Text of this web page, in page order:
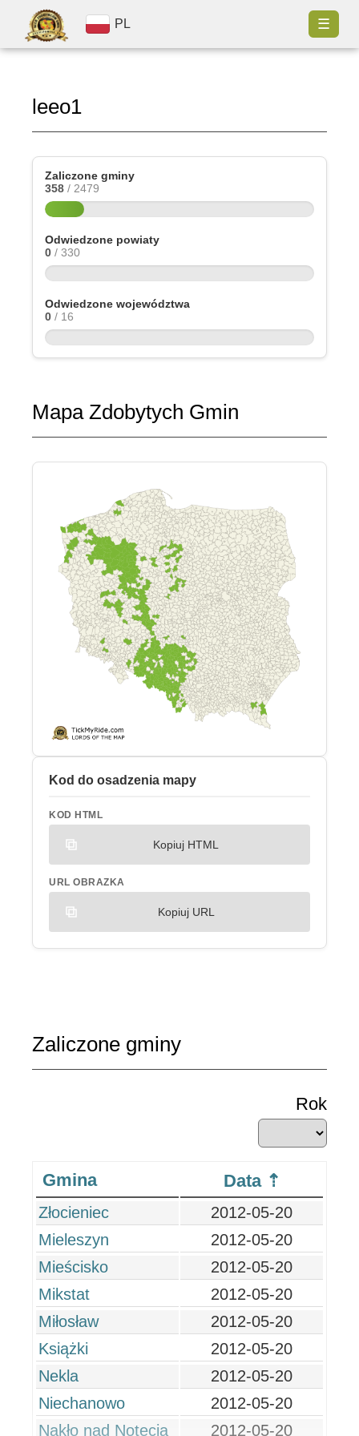
PL ☰
leeo1
Zaliczone gminy
358 / 2479
Odwiedzone powiaty
0 / 330
Odwiedzone województwa
0 / 16
Mapa Zdobytych Gmin
Kod do osadzenia mapy
KOD HTML
Kopiuj HTML
URL OBRAZKA
Kopiuj URL
Zaliczone gminy
Rok
Gmina Data
Złocieniec
2012-05-20
Mieleszyn
2012-05-20
Mieścisko
2012-05-20
Mikstat
2012-05-20
Miłosław
2012-05-20
Książki
2012-05-20
Nekla
2012-05-20
Niechanowo
2012-05-20
Nakło nad Notecią
2012-05-20